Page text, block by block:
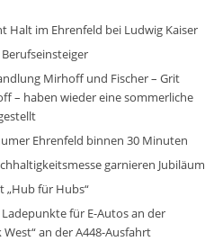
Halt im Ehrenfeld bei Ludwig Kaiser
Mirhoff und Fischer – Grit
– haben wieder eine sommerliche
Ehrenfeld binnen 30 Minuten
garnieren Jubiläum
„Hub für Hubs“
für E-Autos an der
an der A448-Ausfahrt